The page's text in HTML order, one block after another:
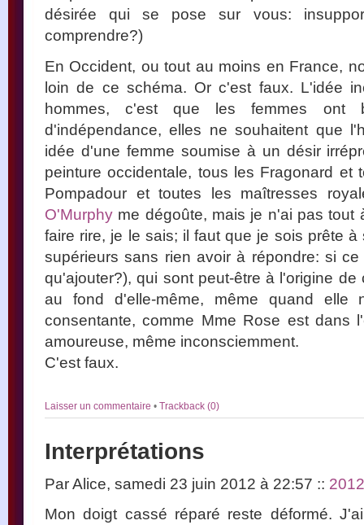
désirée qui se pose sur vous:
comprendre?)
En Occident, ou tout au moins en France,
loin de ce schéma. Or c'est faux. L'idée
hommes, c'est que les femmes ont
d'indépendance, elles ne souhaitent que
idée d'une femme soumise à un désir
peinture occidentale, tous les Fragonard et
Pompadour et toutes les maîtresses
O'Murphy me dégoûte, mais je n'ai pas tout
faire rire, je le sais; il faut que je sois prête
supérieurs sans rien avoir à répondre: si
qu'ajouter?), qui sont peut-être à l'origine
au fond d'elle-même, même quand
consentante, comme Mme Rose est dans
amoureuse, même inconsciemment.
C'est faux.
Laisser un commentaire • Trackback (0)
Interprétations
Par Alice, samedi 23 juin 2012 à 22:57 :: 2012
Mon doigt cassé réparé reste déformé.